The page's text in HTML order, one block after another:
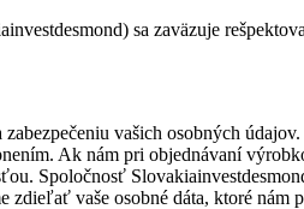
sa zaväzuje
vašich osobných
Ak nám pri objednávaní
Spoločnosť
vaše osobné dáta, ktoré nám